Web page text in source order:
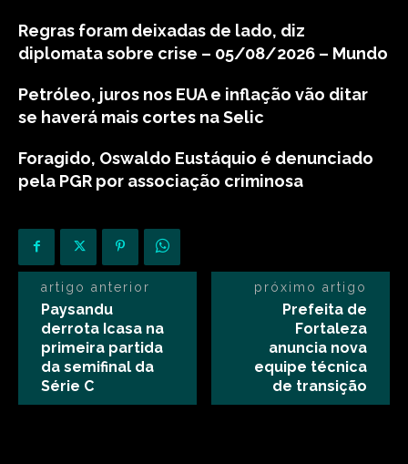
Regras foram deixadas de lado, diz
diplomata sobre crise – 05/08/2026 – Mundo
Petróleo, juros nos EUA e inflação vão ditar
se haverá mais cortes na Selic
Foragido, Oswaldo Eustáquio é denunciado
pela PGR por associação criminosa
artigo anterior
Paysandu
derrota Icasa na
primeira partida
da semifinal da
Série C
próximo artigo
Prefeita de
Fortaleza
anuncia nova
equipe técnica
de transição